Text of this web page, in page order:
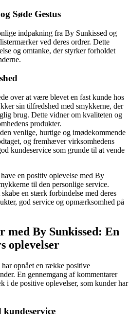
Søde Gestus
indpakning fra By Sunkissed og
ved deres ordrer. Dette
og omtanke, der styrker forholdet
over at være blevet en fast kunde hos
sin tilfredshed med smykkerne, der
brug. Dette vidner om kvaliteten og
produkter.
venlige, hurtige og imødekommende
og fremhæver virksomhedens
kundeservice som grunde til at vende
en positiv oplevelse med By
til den personlige service.
en stærk forbindelse med deres
god service og opmærksomhed på
med By Sunkissed: En
oplevelser
opnået en række positive
En gennemgang af kommentarer
i de positive oplevelser, som kunder har